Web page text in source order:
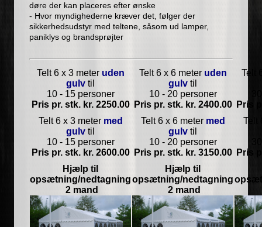
døre der kan placeres efter ønske
- Hvor myndighederne kræver det, følger der
sikkerhedsudstyr med teltene, såsom ud lamper,
paniklys og brandsprøjter
Telt 6 x 3 meter uden
gulv til
10 - 15 personer
Pris pr. stk. kr. 2250.00
Telt 6 x 3 meter med
gulv til
10 - 15 personer
Pris pr. stk. kr. 2600.00
Hjælp til
opsætning/nedtagning
2 mand
Telt 6 x 6 meter uden
gulv til
10 - 20 personer
Pris pr. stk. kr. 2400.00
Telt 6 x 6 meter med
gulv til
10 - 20 personer
Pris pr. stk. kr. 3150.00
Hjælp til
opsætning/nedtagning
2 mand
Telt
Pris
Telt
Pris